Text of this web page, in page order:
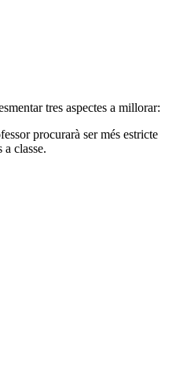
tres aspectes a millorar:
procurarà ser més estricte
a classe.